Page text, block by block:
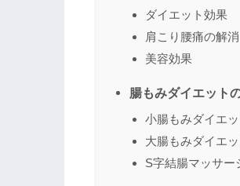
ダイエット効果
肩こり腰痛の解消
美容効果
腸もみダイエット
小腸もみダイエッ
大腸もみダイエッ
S字結腸マッサー